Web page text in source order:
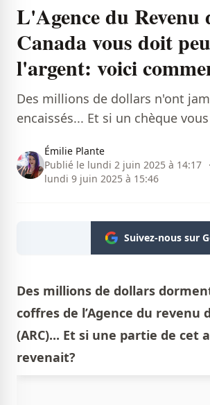
L'Agence du Revenu
Canada vous doit
l'argent: voici
Des millions de dollars n'ont
encaissés... Et si un chèque
Émilie Plante
Publié le lundi 2 juin 2025 à 14:17 ·
lundi 9 juin 2025 à 15:46
Suivez-nous sur
Des millions de dollars
coffres de l’Agence du revenu
(ARC)... Et si une partie de cet
revenait?